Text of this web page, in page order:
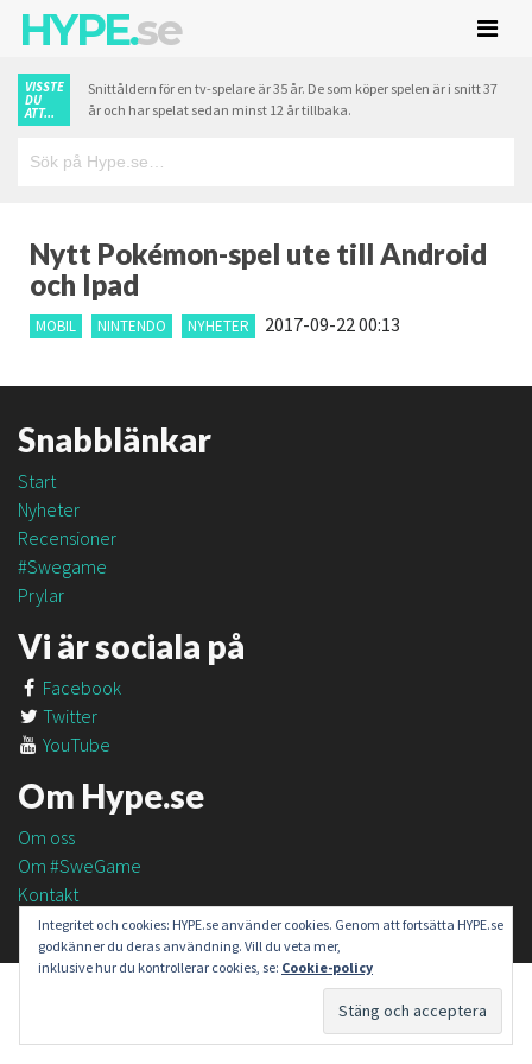
HYPE.se
VISSTE
DU
ATT...
Snittåldern för en tv-spelare är 35 år. De som köper spelen är i snitt 37
år och har spelat sedan minst 12 år tillbaka.
Nytt Pokémon-spel ute till Android
och Ipad
MOBIL NINTENDO NYHETER 2017-09-22 00:13
Snabblänkar
Start
Nyheter
Recensioner
#Swegame
Prylar
Vi är sociala på
Facebook
Twitter
YouTube
Om Hype.se
Om oss
Om #SweGame
Kontakt
Integritet och cookies: HYPE.se använder cookies. Genom att fortsätta HYPE.se
godkänner du deras användning. Vill du veta mer,
inklusive hur du kontrollerar cookies, se: Cookie-policy